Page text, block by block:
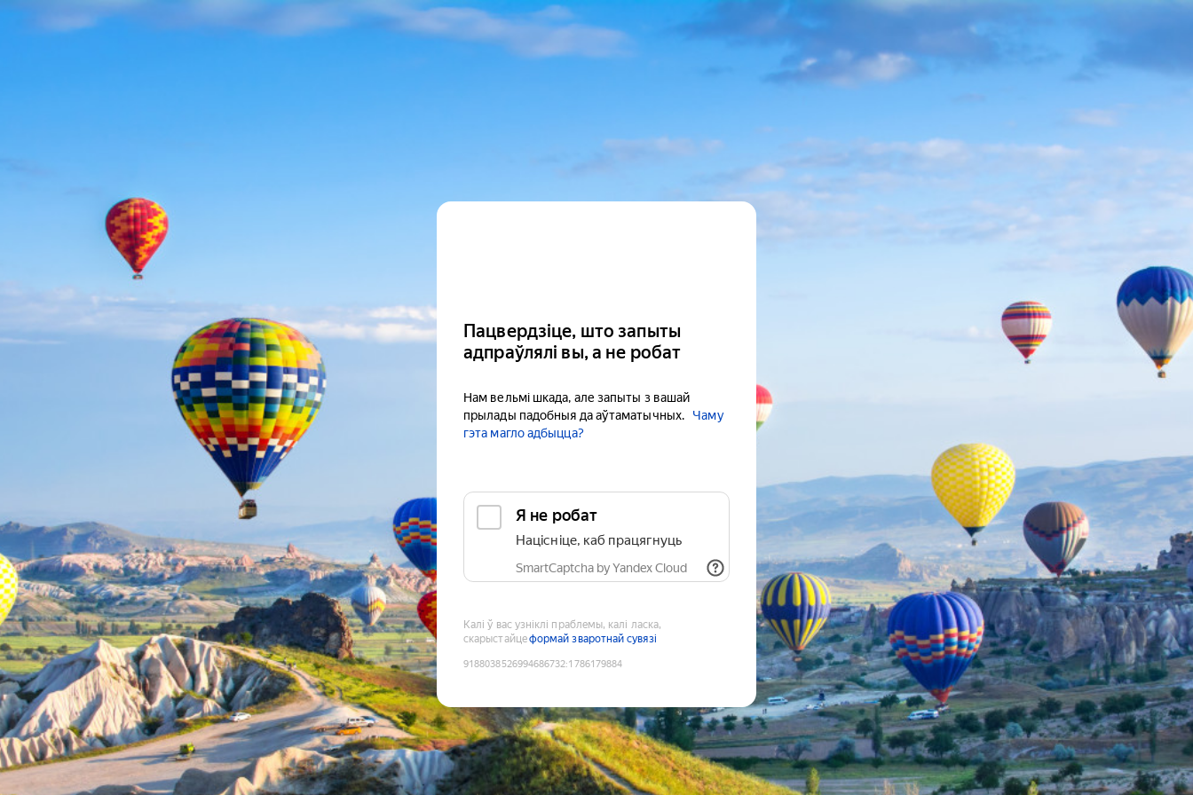
Пацвердзіце, што запыты
адпраўлялі вы, а не робат
Нам вельмі шкада, але запыты з вашай
прылады падобныя да аўтаматычных.
Чаму
гэта магло адбыцца?
Я не робат
Націсніце, каб працягнуць
SmartCaptcha by Yandex Cloud
Калі ў вас узніклі праблемы, калі ласка,
скарыстайцеформай зваротнай сувязі
9188038526994686732:1786179884